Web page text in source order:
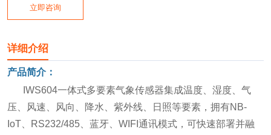
立即咨询
详细介绍
产品简介：
IWS604一体式多要素气象传感器集成温度、湿度、气
压、风速、风向、降水、紫外线、日照等要素，拥有NB-
IoT、RS232/485、蓝牙、WIFI通讯模式，可快速部署并融